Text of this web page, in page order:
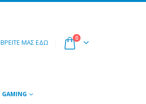
ΒΡΕΙΤΕ ΜΑΣ ΕΔΩ
0
GAMING